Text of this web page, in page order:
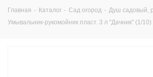
Главная - Каталог - Сад огород - Душ садовый,
Умывальник-рукомойник пласт. 3 л "Дачник" (1/